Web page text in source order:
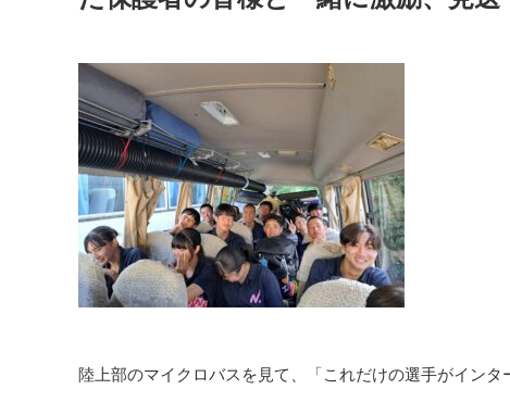
陸上部のマイクロバスを見て、「これだけの選手がイン